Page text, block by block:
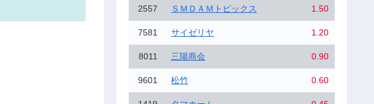
2557 ＳＭＤＡＭトピックス 1.50
7581 サイゼリヤ 1.20
8011 三陽商会 0.90
9601 松竹 0.60